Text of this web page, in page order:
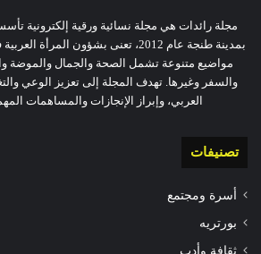
مجلة رائدات هي مجلة نسائية ورقية إلكترونية
بمدينة طنجة عام 2012، تعنى بشؤون
مواضيع متنوعة تشمل الصحة والجمال والموضة
والسفر وغيرها. تهدف المجلة إلى تعزيز الوعي
العربي، وإبراز الإنجازات والمساهمات
تصنيفات
أسرة ومجتمع
بورتريه
ثقافة وأدب